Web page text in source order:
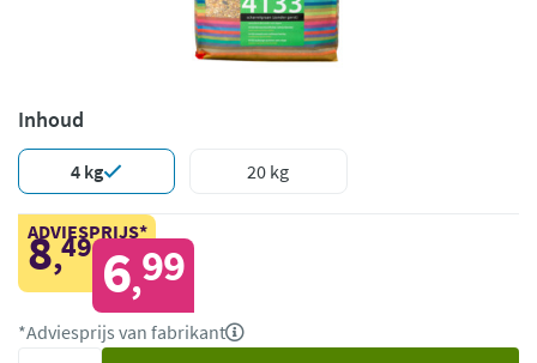
Inhoud
4 kg 20 kg
ADVIESPRIJS*
8,49 6,99
*Adviesprijs van fabrikant